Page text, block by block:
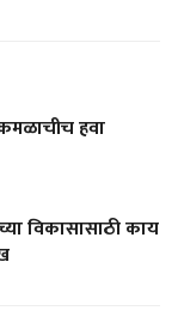
हवा
विकासासाठी काय